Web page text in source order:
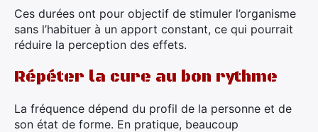
Ces durées ont pour objectif de stimuler l’organisme
sans l’habituer à un apport constant, ce qui pourrait
réduire la perception des effets.
Répéter la cure au bon rythme
La fréquence dépend du profil de la personne et de
son état de forme. En pratique, beaucoup